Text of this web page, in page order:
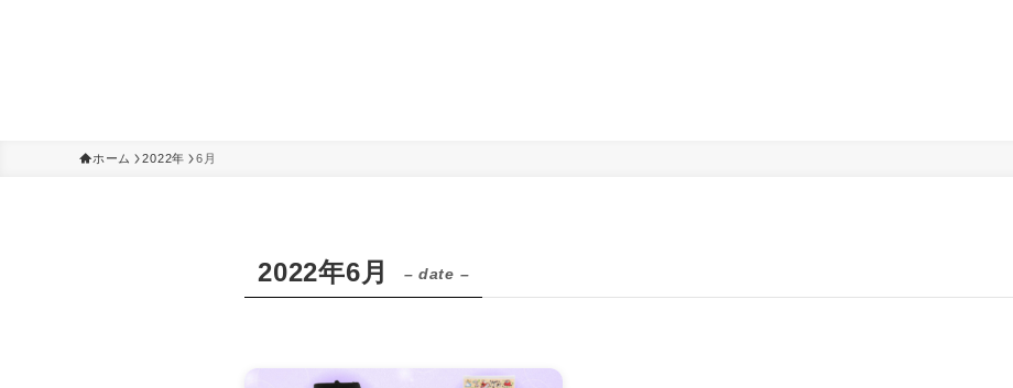
ホーム 2022年 6月
2022年6月 – date –